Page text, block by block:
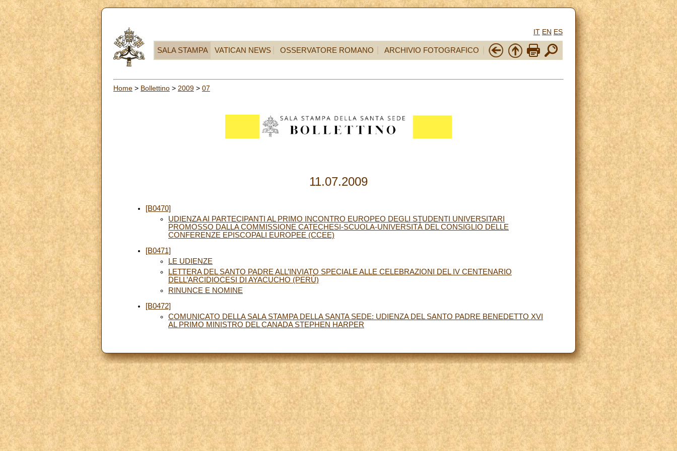
IT EN ES
SALA STAMPA VATICAN NEWS OSSERVATORE ROMANO ARCHIVIO FOTOGRAFICO
Home > Bollettino > 2009 > 07
11.07.2009
[B0470]
UDIENZA AI PARTECIPANTI AL PRIMO INCONTRO EUROPEO DEGLI STUDENTI UNIVERSITARI
PROMOSSO DALLA COMMISSIONE CATECHESI-SCUOLA-UNIVERSITÀ DEL CONSIGLIO DELLE
CONFERENZE EPISCOPALI EUROPEE (CCEE)
[B0471]
LE UDIENZE
LETTERA DEL SANTO PADRE ALL’INVIATO SPECIALE ALLE CELEBRAZIONI DEL IV CENTENARIO
DELL’ARCIDIOCESI DI AYACUCHO (PERÚ)
RINUNCE E NOMINE
[B0472]
COMUNICATO DELLA SALA STAMPA DELLA SANTA SEDE: UDIENZA DEL SANTO PADRE BENEDETTO XVI
AL PRIMO MINISTRO DEL CANADA STEPHEN HARPER